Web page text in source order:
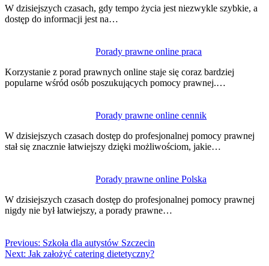
W dzisiejszych czasach, gdy tempo życia jest niezwykle szybkie, a
dostęp do informacji jest na…
Porady prawne online praca
Korzystanie z porad prawnych online staje się coraz bardziej
popularne wśród osób poszukujących pomocy prawnej.…
Porady prawne online cennik
W dzisiejszych czasach dostęp do profesjonalnej pomocy prawnej
stał się znacznie łatwiejszy dzięki możliwościom, jakie…
Porady prawne online Polska
W dzisiejszych czasach dostęp do profesjonalnej pomocy prawnej
nigdy nie był łatwiejszy, a porady prawne…
Previous: Szkoła dla autystów Szczecin
Next: Jak założyć catering dietetyczny?